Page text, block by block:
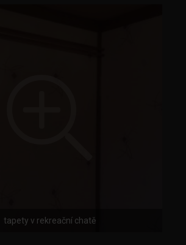
tapety v rekreační chatě